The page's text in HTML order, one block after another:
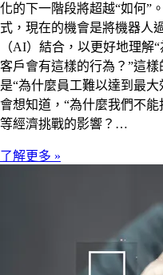
化的下一階段將超越“如何”
式，現在的機會是將機器人
（AI）結合，以更好地理解
客戶會有這樣的行為？”這
是“為什麼員工難以達到最
會想知道，“為什麼我們不
等經濟挑戰的影響？…
了解更多 »